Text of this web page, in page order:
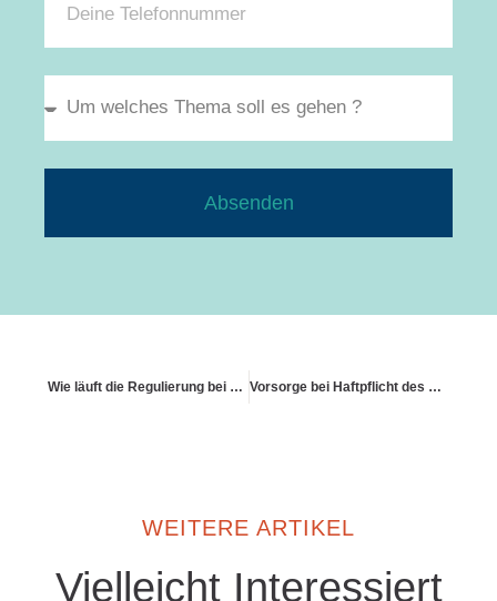
Absenden
Wie läuft die Regulierung bei Einbruchdiebstahl? Vorsorge bei Haftpflicht des Nachbarn
WEITERE ARTIKEL
Vielleicht Interessiert